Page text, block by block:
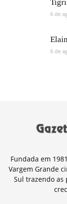
6 de
6 de
Fundada em
Vargem Grande
Sul trazendo as